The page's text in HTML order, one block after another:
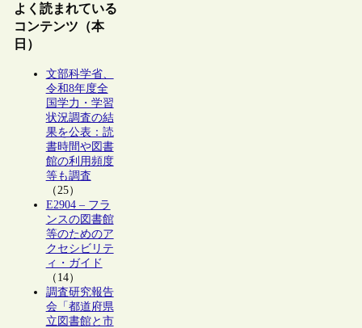
よく読まれている
コンテンツ（本
日）
文部科学省、
令和8年度全
国学力・学習
状況調査の結
果を公表：読
書時間や図書
館の利用頻度
等も調査
（25）
E2904 – フラ
ンスの図書館
等のためのア
クセシビリテ
ィ・ガイド
（14）
調査研究報告
会「都道府県
立図書館と市